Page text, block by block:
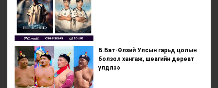
Б.Бат-Өлзий Улсын гарьд цолын
болзол хангаж, шөвгийн дөрөвт
үлдлээ